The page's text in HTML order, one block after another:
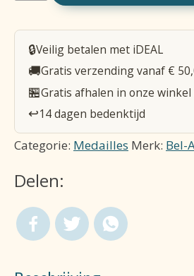
met
Kind
Verguld
aantal
🔒Veilig betalen met iDEAL
🚚Gratis verzending vanaf €
🏪Gratis afhalen in onze winkel
↩️14 dagen bedenktijd
Categorie: Medailles Merk: Bel-
Delen: